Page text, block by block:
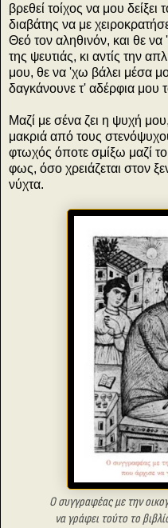
βρεθεί τοίχος να μου δείξει
διαβάτης να με
Θεό τον αληθινόν, και θε
της ψευτιάς, κι αντίς την
μου, θε να 'χω βάλει μέσα
δαγκάνουνε τ' αδέρφια μου
Μαζί με σένα ζει η ψυχή
μακριά από τους
φτωχός όποτε σμίξω μαζί
φως, όσο χρειάζεται στον
νύχτα.
Ο συγγραφέας με την
να γράφει τούτο το